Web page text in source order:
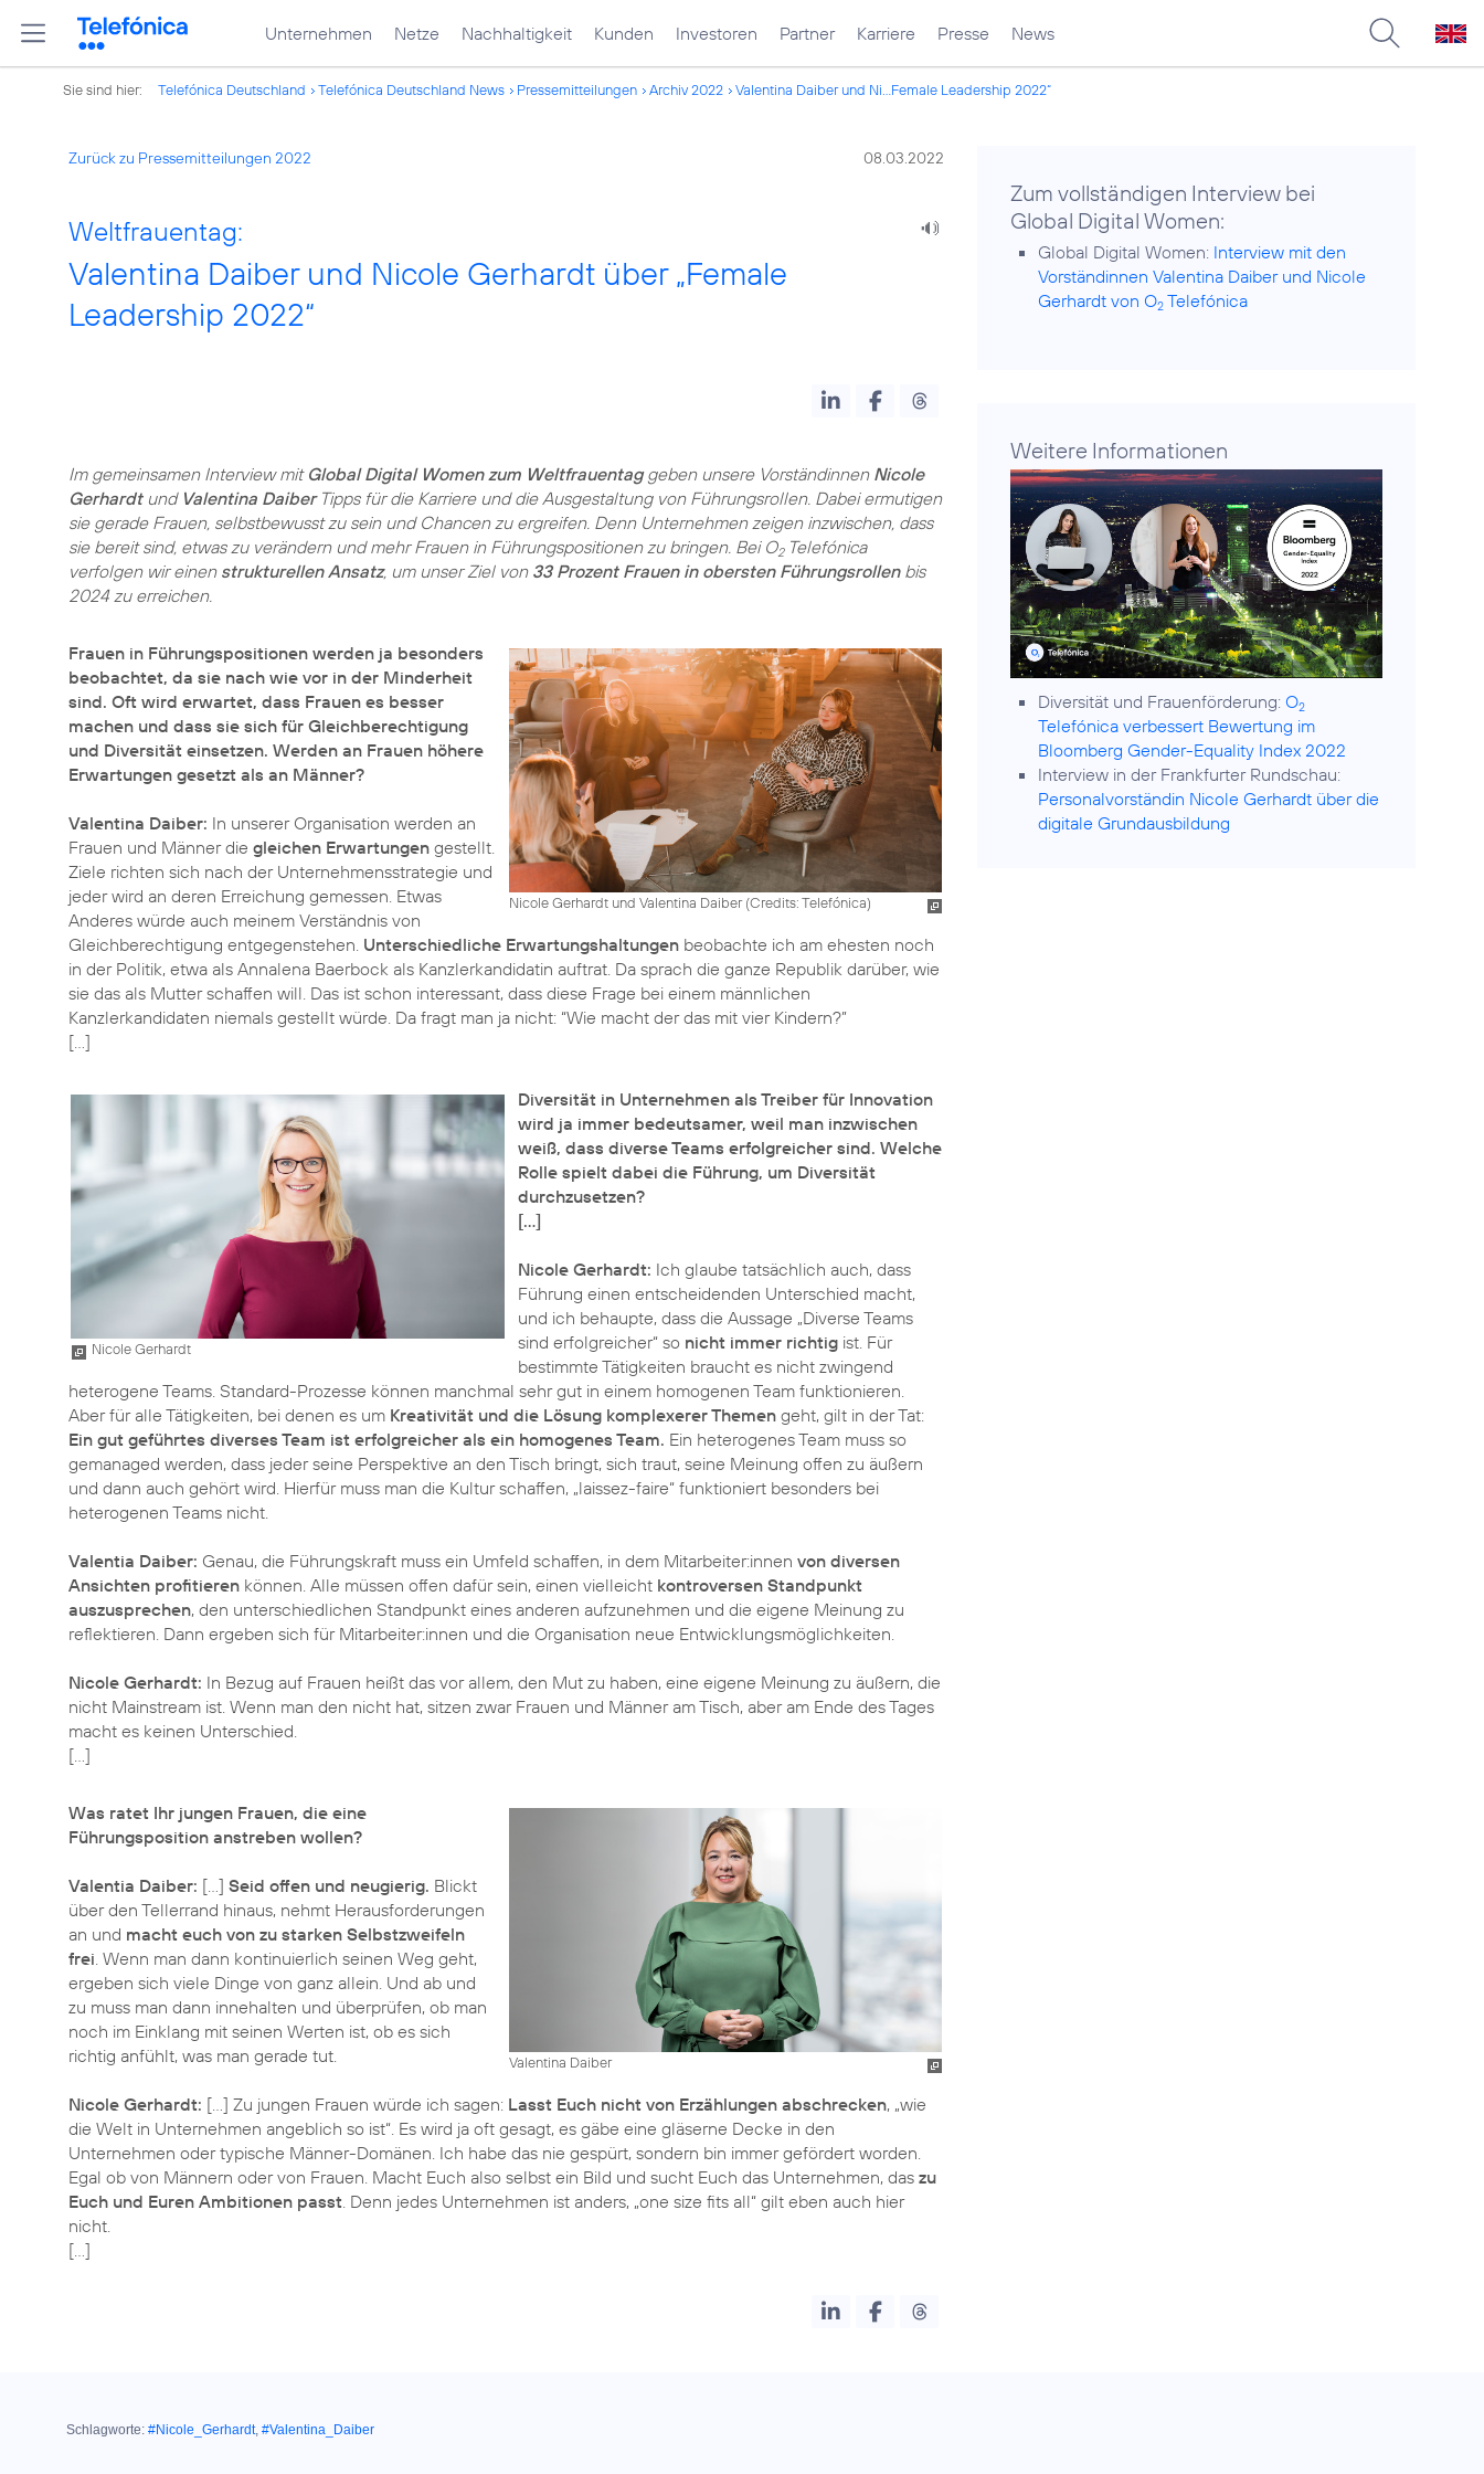
Unternehmen Netze Nachhaltigkeit Kunden Investoren Partner Karriere Presse News
Sie sind hier: Telefónica Deutschland Telefónica Deutschland News Pressemitteilungen Archiv 2022 Valentina Daiber und Ni...Female Leadership 2022“
Zurück zu Pressemitteilungen 2022 08.03.2022
Weltfrauentag:
Valentina Daiber und Nicole Gerhardt über „Female
Leadership 2022“
Im gemeinsamen Interview mit Global Digital Women zum Weltfrauentaggeben unsere Vorständinnen Nicole
Gerhardtund Valentina DaiberTipps für die Karriere und die Ausgestaltung von Führungsrollen. Dabei ermutigen
sie gerade Frauen, selbstbewusst zu sein und Chancen zu ergreifen. Denn Unternehmen zeigen inzwischen, dass
sie bereit sind, etwas zu verändern und mehr Frauen in Führungspositionen zu bringen. Bei O2Telefónica
verfolgen wir einen strukturellen Ansatz, um unser Ziel von 33 Prozent Frauen in obersten Führungsrollenbis
2024 zu erreichen.
Nicole Gerhardt und Valentina Daiber (Credits: Telefónica)
Frauen in Führungspositionen werden ja besonders
beobachtet, da sie nach wie vor in der Minderheit
sind. Oft wird erwartet, dass Frauen es besser
machen und dass sie sich für Gleichberechtigung
und Diversität einsetzen. Werden an Frauen höhere
Erwartungen gesetzt als an Männer?
Valentina Daiber: In unserer Organisation werden an
Frauen und Männer die gleichen Erwartungen gestellt.
Ziele richten sich nach der Unternehmensstrategie und
jeder wird an deren Erreichung gemessen. Etwas
Anderes würde auch meinem Verständnis von
Gleichberechtigung entgegenstehen. Unterschiedliche Erwartungshaltungen beobachte ich am ehesten noch
in der Politik, etwa als Annalena Baerbock als Kanzlerkandidatin auftrat. Da sprach die ganze Republik darüber, wie
sie das als Mutter schaffen will. Das ist schon interessant, dass diese Frage bei einem männlichen
Kanzlerkandidaten niemals gestellt würde. Da fragt man ja nicht: “Wie macht der das mit vier Kindern?”
Nicole Gerhardt
Diversität in Unternehmen als Treiber für Innovation
wird ja immer bedeutsamer, weil man inzwischen
weiß, dass diverse Teams erfolgreicher sind. Welche
Rolle spielt dabei die Führung, um Diversität
durchzusetzen?
[…]
Nicole Gerhardt: Ich glaube tatsächlich auch, dass
Führung einen entscheidenden Unterschied macht,
und ich behaupte, dass die Aussage „Diverse Teams
sind erfolgreicher“ so nicht immer richtigist. Für
bestimmte Tätigkeiten braucht es nicht zwingend
heterogene Teams. Standard-Prozesse können manchmal sehr gut in einem homogenen Team funktionieren.
Aber für alle Tätigkeiten, bei denen es um Kreativität und die Lösung komplexerer Themen geht, gilt in der Tat:
Ein gut geführtes diverses Team ist erfolgreicher als ein homogenes Team. Ein heterogenes Team muss so
gemanaged werden, dass jeder seine Perspektive an den Tisch bringt, sich traut, seine Meinung offen zu äußern
und dann auch gehört wird. Hierfür muss man die Kultur schaffen, „laissez-faire“ funktioniert besonders bei
heterogenen Teams nicht.
Valentia Daiber: Genau, die Führungskraft muss ein Umfeld schaffen, in dem Mitarbeiter:innen von diversen
Ansichten profitieren können. Alle müssen offen dafür sein, einen vielleicht kontroversen Standpunkt
auszusprechen, den unterschiedlichen Standpunkt eines anderen aufzunehmen und die eigene Meinung zu
reflektieren. Dann ergeben sich für Mitarbeiter:innen und die Organisation neue Entwicklungsmöglichkeiten.
Nicole Gerhardt: In Bezug auf Frauen heißt das vor allem, den Mut zu haben, eine eigene Meinung zu äußern, die
nicht Mainstream ist. Wenn man den nicht hat, sitzen zwar Frauen und Männer am Tisch, aber am Ende des Tages
macht es keinen Unterschied.
[…]
Valentina Daiber
Was ratet Ihr jungen Frauen, die eine
Führungsposition anstreben wollen?
Valentia Daiber: […] Seid offen und neugierig. Blickt
über den Tellerrand hinaus, nehmt Herausforderungen
an und macht euch von zu starken Selbstzweifeln
frei. Wenn man dann kontinuierlich seinen Weg geht,
ergeben sich viele Dinge von ganz allein. Und ab und
zu muss man dann innehalten und überprüfen, ob man
noch im Einklang mit seinen Werten ist, ob es sich
richtig anfühlt, was man gerade tut.
Nicole Gerhardt: […] Zu jungen Frauen würde ich sagen: Lasst Euch nicht von Erzählungen abschrecken, „wie
die Welt in Unternehmen angeblich so ist“. Es wird ja oft gesagt, es gäbe eine gläserne Decke in den
Unternehmen oder typische Männer-Domänen. Ich habe das nie gespürt, sondern bin immer gefördert worden.
Egal ob von Männern oder von Frauen. Macht Euch also selbst ein Bild und sucht Euch das Unternehmen, das zu
Euch und Euren Ambitionen passt. Denn jedes Unternehmen ist anders, „one size fits all“ gilt eben auch hier
nicht.
[…]
Zum vollständigen Interview bei
Global Digital Women:
Global Digital Women: Interview mit den
Vorständinnen Valentina Daiber und Nicole
Gerhardt von O2 Telefónica
Weitere Informationen
Diversität und Frauenförderung:O2
Telefónica verbessert Bewertung im
Bloomberg Gender-Equality Index 2022
Interview in der Frankfurter Rundschau:
Personalvorständin Nicole Gerhardt über die
digitale Grundausbildung
Schlagworte: #Nicole_Gerhardt, #Valentina_Daiber